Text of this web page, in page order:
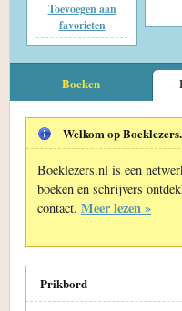
Toevoegen aan
favorieten
Boeken
Welkom op
Boeklezers.nl is een
boeken en schrijvers
contact. Meer lezen »
Prikbord